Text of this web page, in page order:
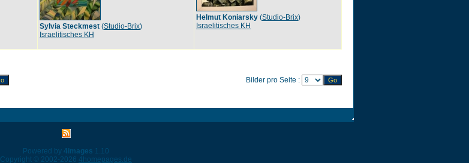
Sylvia Steckmest (Studio-Brix)
Israelitisches KH
Helmut Koniarsky (Studio-Brix)
Israelitisches KH
Bilder pro Seite :
Powered by 4images 1.10
Copyright © 2002-2026 4homepages.de